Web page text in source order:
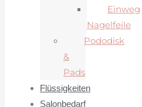
Einweg
Nagelfeile
Pododisk
&
Pads
Flüssigkeiten
Salonbedarf